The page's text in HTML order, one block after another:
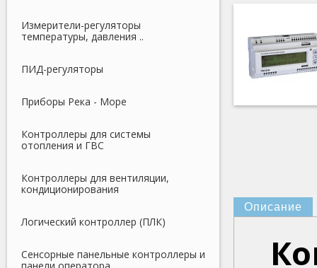
Измерители-регуляторы
температуры, давления ..
ПИД-регуляторы
Приборы Река - Море
Контроллеры для системы
отопления и ГВС
Контроллеры для вентиляции,
кондиционирования
Логический контроллер (ПЛК)
Сенсорные панельные контроллеры и
Описание